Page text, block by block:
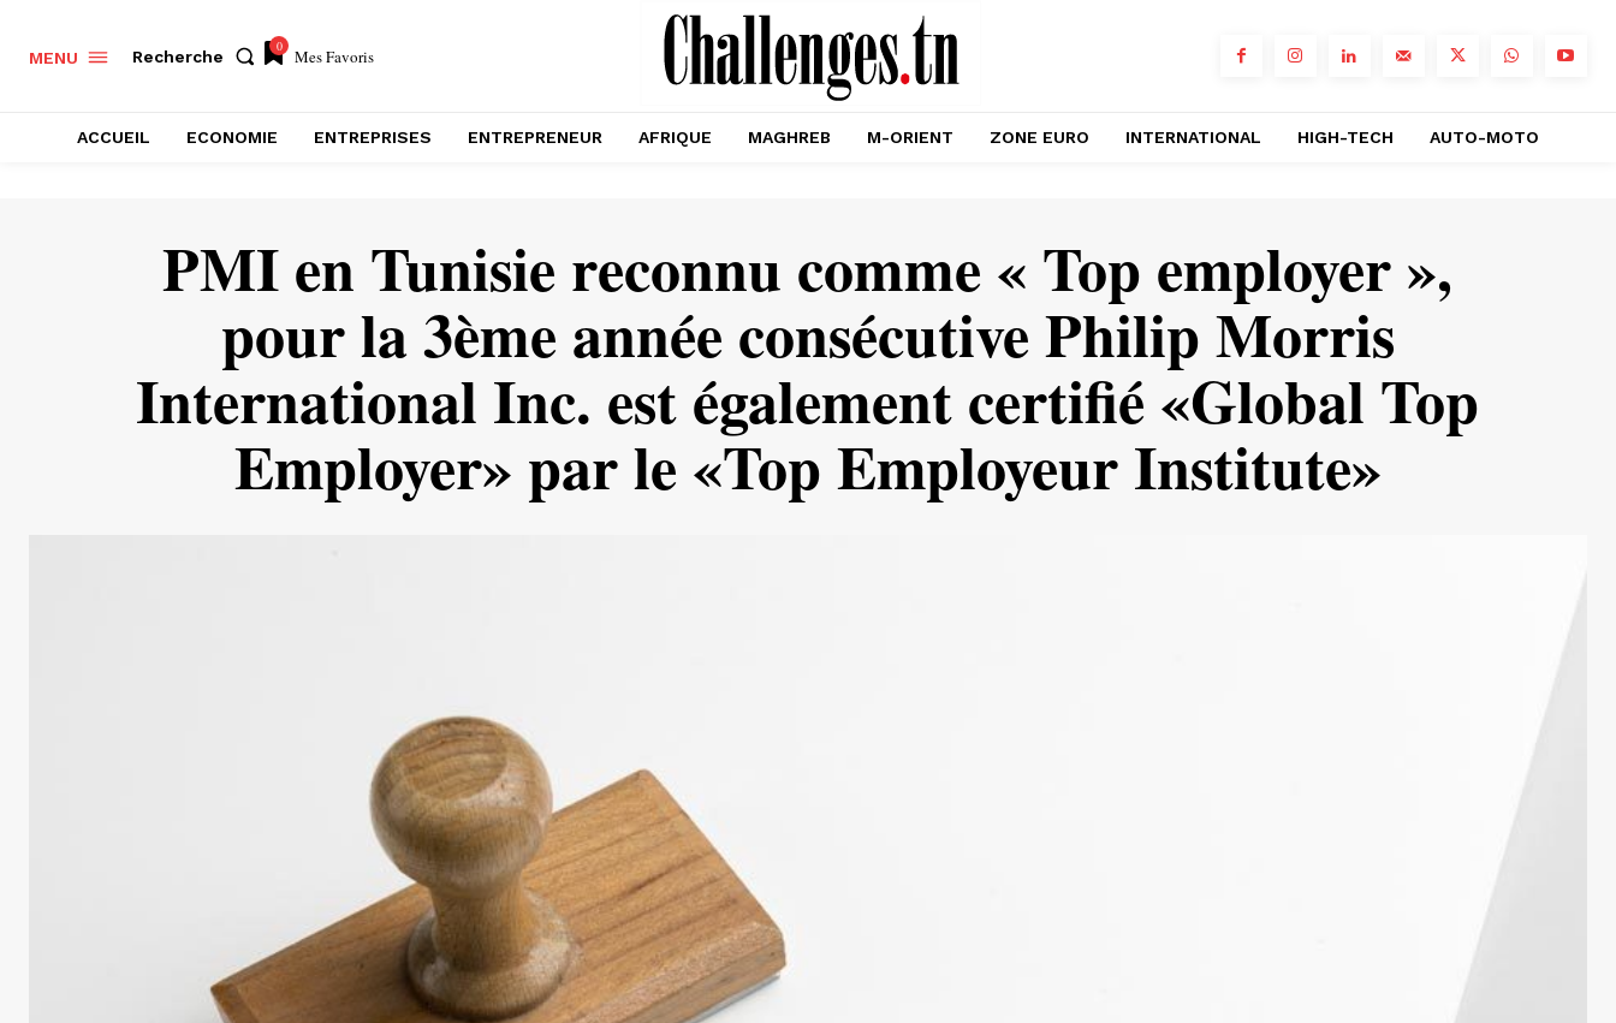
MENU Recherche
0 Mes Favoris
ACCUEIL ECONOMIE ENTREPRISES ENTREPRENEUR AFRIQUE MAGHREB M-ORIENT ZONE EURO INTERNATIONAL HIGH-TECH AUTO-MOTO
PMI en Tunisie reconnu comme « Top employer »,
pour la 3ème année consécutive Philip Morris
International Inc. est également certifié «Global Top
Employer» par le «Top Employeur Institute»